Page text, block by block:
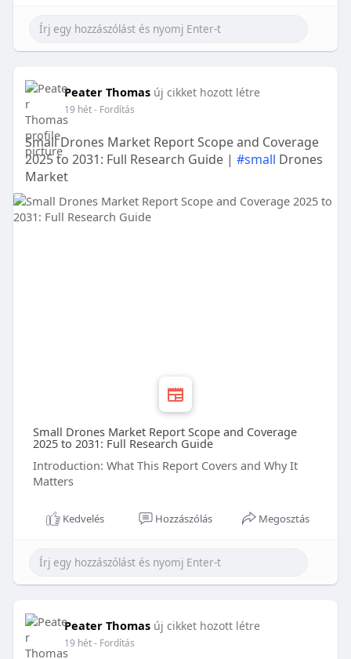
Peater Thomas új cikket hozott létre
19 hét- Fordítás
Small Drones Market Report Scope and Coverage
2025 to 2031: Full Research Guide | #small Drones
Market
Small Drones Market Report Scope and Coverage
2025 to 2031: Full Research Guide
Introduction: What This Report Covers and Why It
Matters
Kedvelés Hozzászólás Megosztás
Peater Thomas új cikket hozott létre
19 hét- Fordítás